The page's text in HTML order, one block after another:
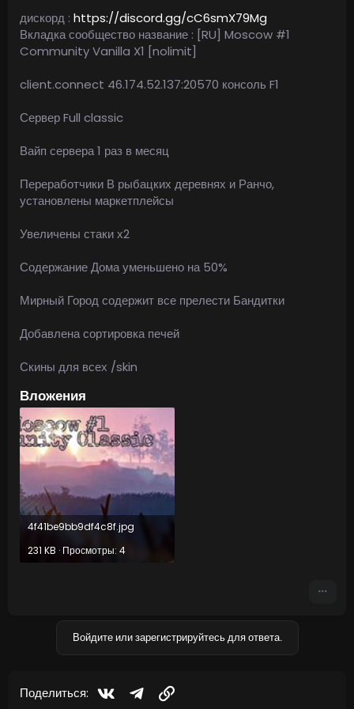
дискорд : https://discord.gg/cC6smX79Mg
Вкладка сообщество название : [RU] Moscow #1
Community Vanilla X1 [nolimit]
client.connect 46.174.52.137:20570 консоль F1
Сервер Full classic
Вайп сервера 1 раз в месяц
Переработчики В рыбацких деревнях и Ранчо,
установлены маркетплейсы
Увеличены стаки х2
Содержание Дома уменьшено на 50%
Мирный Город содержит все прелести Бандитки
Добавлена сортировка печей
Скины для всех /skin
Вложения
4f41be9bb9df4c8f.jpg
231 KB · Просмотры: 4
Войдите или зарегистрируйтесь для ответа.
Поделиться: VkontakteTelegram